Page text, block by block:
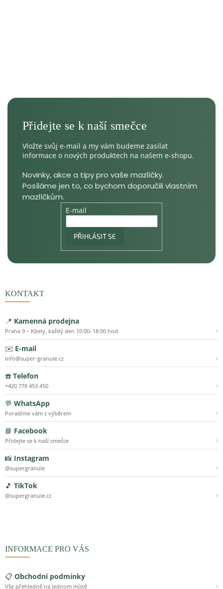
Vložte svůj e-mail a my vám budeme zasílat
informace o nových produktech na našem e-shopu.
E-mail
PŘIHLÁSIT SE
KONTAKT
📍 Kamenná prodejna
Praha 9 – Kbely, každý den 10:00–18:00 hod
›
✉️ E-mail
info@super-granule.cz
›
☎️ Telefon
+420 778 453 450
›
💬 WhatsApp
Poradíme vám s výběrem
›
📘 Facebook
Přidejte se k naší smečce
›
📸 Instagram
@supergranule
›
🎵 TikTok
@supergranule.cz ›
INFORMACE PRO VÁS
📋 Obchodní podmínky
Vše přehledně na jednom místě
›